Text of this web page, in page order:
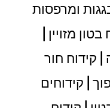
ומרפסות
מזויין |
| קידוח חור
| קידוחים